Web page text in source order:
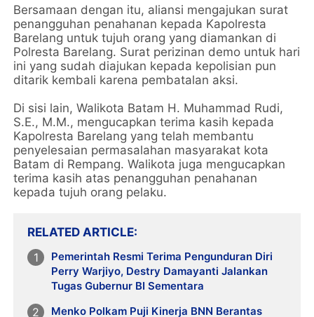
Bersamaan dengan itu, aliansi mengajukan surat
penangguhan penahanan kepada Kapolresta
Barelang untuk tujuh orang yang diamankan di
Polresta Barelang. Surat perizinan demo untuk hari
ini yang sudah diajukan kepada kepolisian pun
ditarik kembali karena pembatalan aksi.
Di sisi lain, Walikota Batam H. Muhammad Rudi,
S.E., M.M., mengucapkan terima kasih kepada
Kapolresta Barelang yang telah membantu
penyelesaian permasalahan masyarakat kota
Batam di Rempang. Walikota juga mengucapkan
terima kasih atas penangguhan penahanan
kepada tujuh orang pelaku.
RELATED ARTICLE
Pemerintah Resmi Terima Pengunduran Diri
Perry Warjiyo, Destry Damayanti Jalankan
Tugas Gubernur BI Sementara
Menko Polkam Puji Kinerja BNN Berantas